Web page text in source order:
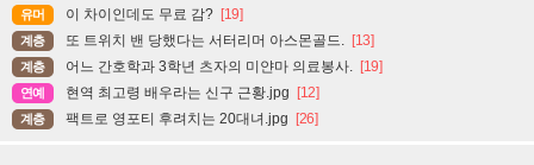
유머 이 차이인데도 무료 감? [19]
계층 또 트위치 밴 당했다는 서터리머 아스몬골드. [13]
계층 어느 간호학과 3학년 츠자의 미얀마 의료봉사. [19]
연예 현역 최고령 배우라는 신구 근황.jpg [12]
계층 팩트로 영포티 후려치는 20대녀.jpg [26]